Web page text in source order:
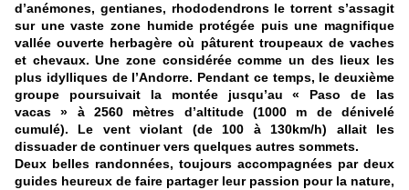
d’anémones, gentianes, rhododendrons le torrent s’assagit
sur une vaste zone humide protégée puis une magnifique
vallée ouverte herbagère où pâturent troupeaux de vaches
et chevaux. Une zone considérée comme un des lieux les
plus idylliques de l’Andorre. Pendant ce temps, le deuxième
groupe poursuivait la montée jusqu’au « Paso de las
vacas » à 2560 mètres d’altitude (1000 m de dénivelé
cumulé). Le vent violant (de 100 à 130km/h) allait les
dissuader de continuer vers quelques autres sommets.
Deux belles randonnées, toujours accompagnées par deux
guides heureux de faire partager leur passion pour la nature,